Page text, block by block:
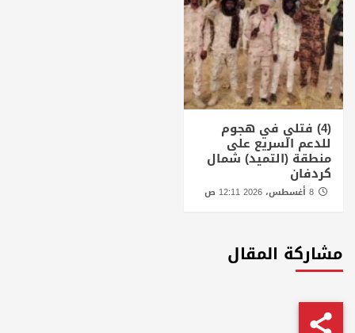
(4) فتلي في هجوم
للدعم السريع على
منطقة (التميد) شمال
كردفان
مشاركة المقال